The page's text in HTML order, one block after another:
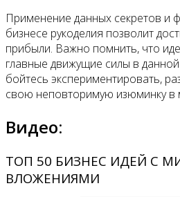
Применение данных секретов и
бизнесе рукоделия позволит
прибыли. Важно помнить, что
главные движущие силы в
бойтесь экспериментировать,
свою неповторимую изюминку в
Видео:
ТОП 50 БИЗНЕС ИДЕЙ С
ВЛОЖЕНИЯМИ